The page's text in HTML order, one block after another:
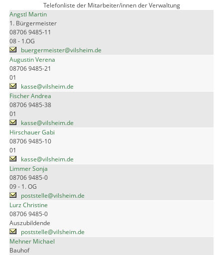
Telefonliste der Mitarbeiter/innen der Verwaltung
Angstl Martin
1. Bürgermeister
08706 9485-11
08 - 1.OG
buergermeister@vilsheim.de
Augustin Verena
08706 9485-21
01
kasse@vilsheim.de
Fischer Andrea
08706 9485-38
01
kasse@vilsheim.de
Hirschauer Gabi
08706 9485-10
01
kasse@vilsheim.de
Limmer Sonja
08706 9485-0
09 - 1. OG
poststelle@vilsheim.de
Lurz Christine
08706 9485-0
Auszubildende
poststelle@vilsheim.de
Mehner Michael
Bauhof